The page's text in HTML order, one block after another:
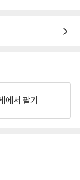
에서 팔기